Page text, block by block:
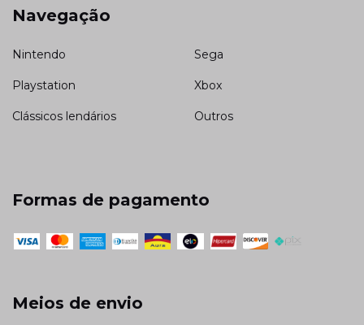
Navegação
Nintendo Sega
Playstation Xbox
Clássicos lendários Outros
Formas de pagamento
Meios de envio